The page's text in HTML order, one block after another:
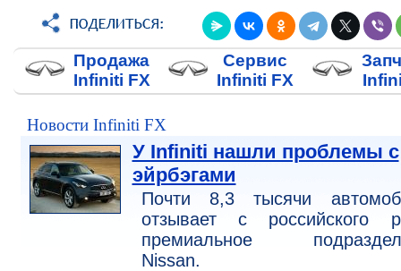
Продажа
Infiniti FX
Сервис
Infiniti FX
Новости Infiniti FX
У Infiniti нашли проблемы с
эйрбэгами
Почти 8,3 тысячи
отзывает с российского
премиальное
Nissan.